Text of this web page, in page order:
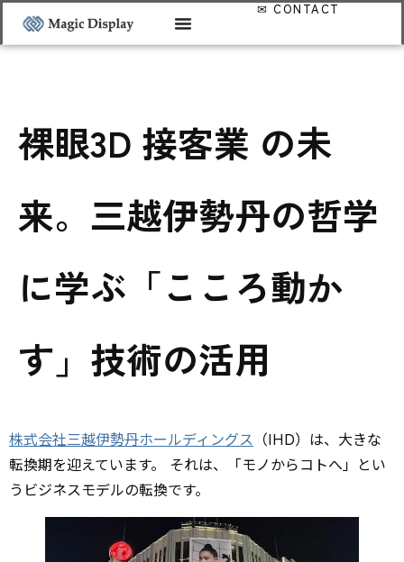
裸眼3D 接客業 の未
来。三越伊勢丹の哲学
に学ぶ「こころ動か
す」技術の活用
株式会社三越伊勢丹ホールディングス （IHD）は、大きな
転換期を迎えています。 それは、「モノからコトへ」とい
うビジネスモデルの転換です。